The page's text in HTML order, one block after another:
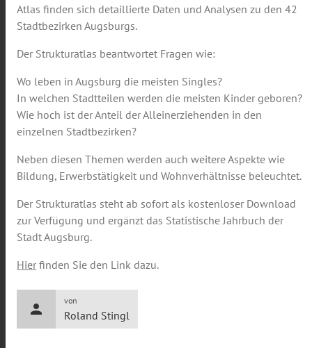
Atlas finden sich detaillierte Daten und Analysen zu den 42
Stadtbezirken Augsburgs.
Der Strukturatlas beantwortet Fragen wie:
Wo leben in Augsburg die meisten Singles?
In welchen Stadtteilen werden die meisten Kinder geboren?
Wie hoch ist der Anteil der Alleinerziehenden in den
einzelnen Stadtbezirken?
Neben diesen Themen werden auch weitere Aspekte wie
Bildung, Erwerbstätigkeit und Wohnverhältnisse beleuchtet.
Der Strukturatlas steht ab sofort als kostenloser Download
zur Verfügung und ergänzt das Statistische Jahrbuch der
Stadt Augsburg.
Hier finden Sie den Link dazu.
person
von
Roland Stingl